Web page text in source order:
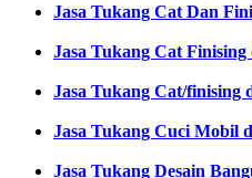
Jasa Tukang Cat Dan
Jasa Tukang Cat
Jasa Tukang Cat/finising
Jasa Tukang Cuci Mobil
Jasa Tukang Desain